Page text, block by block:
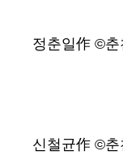
정춘일作 ©
신철균作 ©